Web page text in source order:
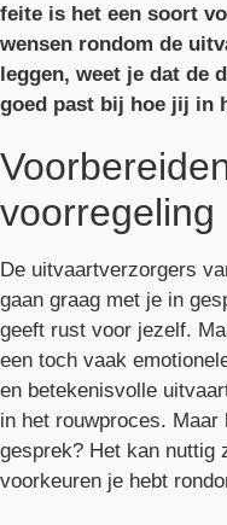
feite is het een soort
wensen rondom de
leggen, weet je dat de
goed past bij hoe jij in
voorregeling
De uitvaartverzorgers
gaan graag met je in
geeft rust voor jezelf.
een toch vaak
en betekenisvolle
in het rouwproces.
gesprek? Het kan nuttig
voorkeuren je hebt